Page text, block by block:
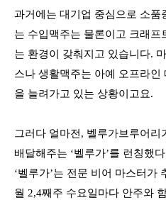
과거에는 대기업 중심으로 소품
는 수입맥주는 물론이고 크래프
는 환경이 갖춰지고 있습니다.
스나 생활맥주는 아예 오프라인
을 늘려가고 있는 상황이고요.
그러다 얼마전, 벨루가브루어리
배달해주는 ‘벨루가’를 런칭했
‘벨루가’는 전문 비어 마스터가
월 2,4째주 수요일마다 안주와